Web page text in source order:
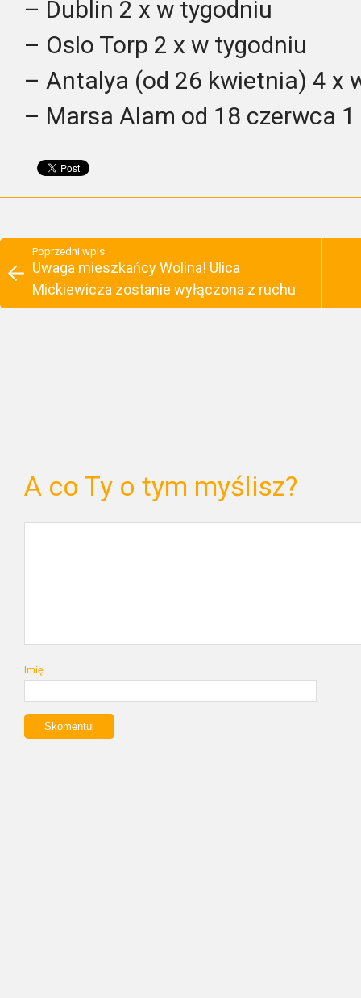
– Dublin 2 x w tygodniu
– Oslo Torp 2 x w tygodniu
– Antalya (od 26 kwietnia) 4 x
– Marsa Alam od 18 czerwca
Poprzedni wpis
Uwaga mieszkańcy Wolina! Ulica
Mickiewicza zostanie wyłączona z ruchu
A co Ty o tym myślisz?
Imię